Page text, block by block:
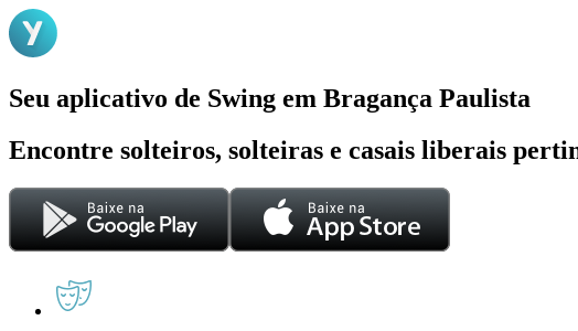
Seu aplicativo de Swing em Bragança Paulista
Encontre solteiros, solteiras e casais liberais